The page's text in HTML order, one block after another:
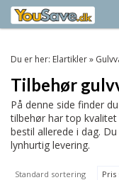
Du er her: Elartikler»
Tilbehør
På denne side finder
tilbehør har top
bestil allerede i dag.
lynhurtig levering.
Standard sortering Pris